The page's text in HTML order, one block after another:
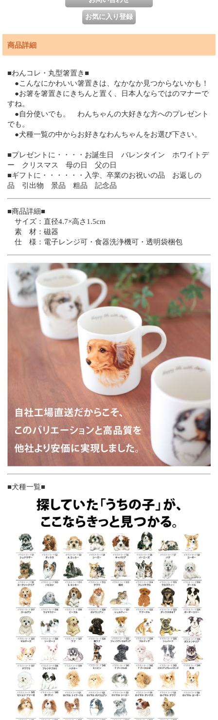
商品詳細
■わんコレ・丸型箸置き■
●こんなにかわいい箸置きは、なかなか見つからないかも！
●お箸を箸置きにきちんと置く、日本人ならではのマナーで
すね。
●自分使いでも。 わんちゃんの大好きな方へのプレゼント
でも。
●犬種一覧の中からお好きなわんちゃんをお選び下さい。
■プレゼントに・・・・お誕生日 バレンタイン ホワイトデ
ー クリスマス 母の日 父の日
■ギフトに・・・・・・入学、卒業のお祝いの品 お返しの
品 引出物 景品 粗品 記念品
■商品詳細■
サイズ：直径4.7×高さ1.5cm
素 材：磁器
仕 様：電子レンジ可・食器洗浄機可・透明袋梱包
■犬種一覧■